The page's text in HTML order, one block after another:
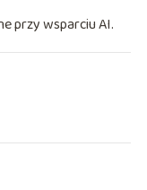
przy wsparciu AI.